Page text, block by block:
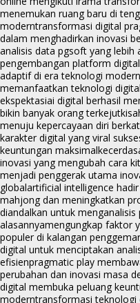
menemukan ruang baru di
moderntransformasi digital
dalam menghadirkan inovasi
analisis data pgsoft yang lebih
pengembangan platform
adaptif di era teknologi modern
memanfaatkan teknologi
ekspektasiai digital berhasil
bikin banyak orang terkejut
menuju kepercayaan diri
karakter digital yang viral
keuntungan maksimal
inovasi yang mengubah cara
menjadi penggerak utama
globalartificial intelligence
mahjong dan meningkatkan
diandalkan untuk menganalisis
alasannyamengungkap faktor
populer di kalangan
digital untuk menciptakan
efisienpragmatic play
perubahan dan inovasi masa
digital membuka peluang
moderntransformasi teknologi